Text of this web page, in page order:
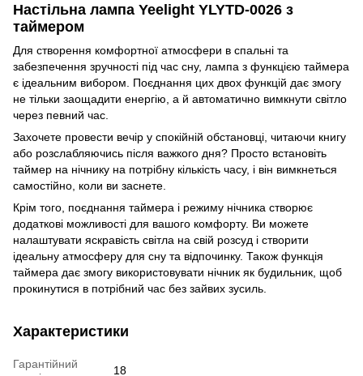
Настільна лампа Yeelight YLYTD-0026 з
таймером
Для створення комфортної атмосфери в спальні та
забезпечення зручності під час сну, лампа з функцією таймера
є ідеальним вибором. Поєднання цих двох функцій дає змогу
не тільки заощадити енергію, а й автоматично вимкнути світло
через певний час.
Захочете провести вечір у спокійній обстановці, читаючи книгу
або розслабляючись після важкого дня? Просто встановіть
таймер на нічнику на потрібну кількість часу, і він вимкнеться
самостійно, коли ви заснете.
Крім того, поєднання таймера і режиму нічника створює
додаткові можливості для вашого комфорту. Ви можете
налаштувати яскравість світла на свій розсуд і створити
ідеальну атмосферу для сну та відпочинку. Також функція
таймера дає змогу використовувати нічник як будильник, щоб
прокинутися в потрібний час без зайвих зусиль.
Характеристики
Гарантійний
18